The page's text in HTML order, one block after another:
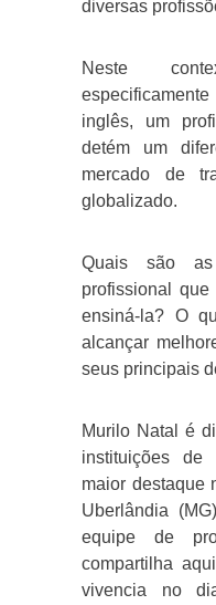
diversas
Neste
inglês, um
detém um
mercado de
globalizado.
Quais são
profissional
ensiná-la? O
alcançar
seus principais
Murilo Natal é
instituições
maior destaque
Uberlândia
equipe de
compartilha
vivencia no